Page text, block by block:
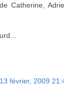
Catherine,
13 février, 2009